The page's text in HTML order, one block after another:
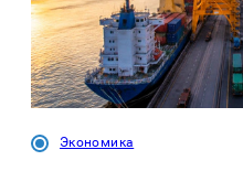
Экономика